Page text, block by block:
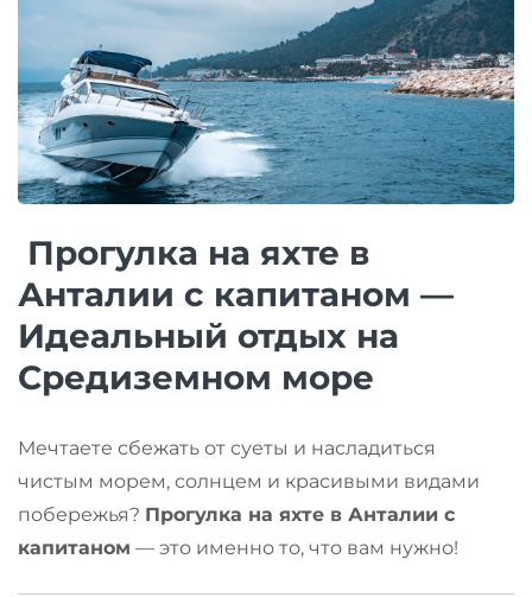
️ Прогулка на яхте в
Анталии с капитаном —
Идеальный отдых на
Средиземном море
Мечтаете сбежать от суеты и насладиться
чистым морем, солнцем и красивыми видами
побережья? Прогулка на яхте в Анталии с
капитаном — это именно то, что вам нужно!